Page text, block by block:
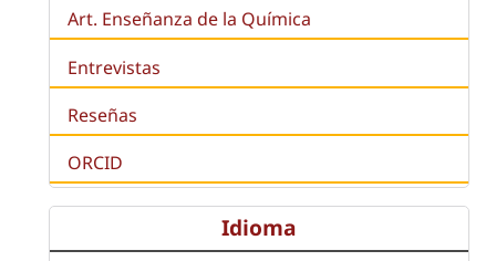
Art. Enseñanza de la Química
Entrevistas
Reseñas
ORCID
Idioma